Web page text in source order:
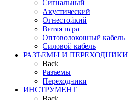
Сигнальный
Акустический
Огнестойкий
Витая пара
Оптоволоконный кабель
Силовой кабель
РАЗЪЕМЫ И ПЕРЕХОДНИКИ
Back
Разъемы
Переходники
ИНСТРУМЕНТ
Back